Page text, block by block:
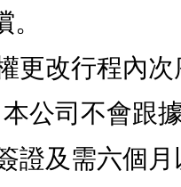
更改行程內次
本公司不會跟
證及需六個